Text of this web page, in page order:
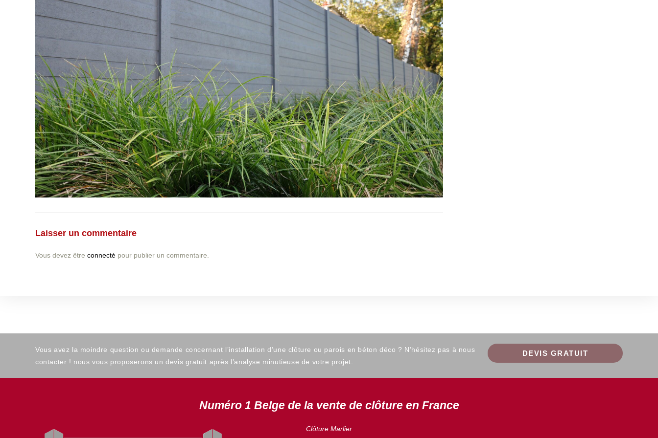
Laisser un commentaire
Vous devez être connecté pour publier un commentaire.
Vous avez la moindre question ou demande concernant l’installation d’une clôture ou parois en béton déco ? N’hésitez pas à nous
contacter ! nous vous proposerons un devis gratuit après l’analyse minutieuse de votre projet.
DEVIS GRATUIT
Numéro 1 Belge de la vente de clôture en France
Clôture Marlier